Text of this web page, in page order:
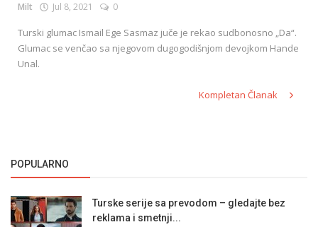
Milt Jul 8, 2021 0
Turski glumac Ismail Ege Sasmaz juče je rekao sudbonosno „Da“.
Glumac se venčao sa njegovom dugogodišnjom devojkom Hande
Unal.
Kompletan Članak
POPULARNO
Turske serije sa prevodom – gledajte bez
reklama i smetnji...